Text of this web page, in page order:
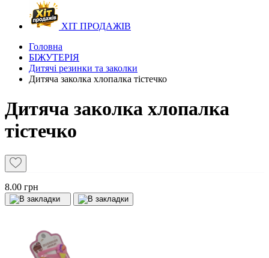
ХІТ ПРОДАЖІВ
Головна
БІЖУТЕРІЯ
Дитячі резинки та заколки
Дитяча заколка хлопалка тістечко
Дитяча заколка хлопалка
тістечко
8.00 грн